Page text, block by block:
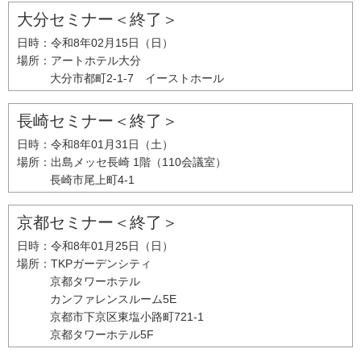
大分セミナー＜終了＞
日時： 令和8年02月15日（日）
場所： アートホテル大分
大分市都町2-1-7 イーストホール
長崎セミナー＜終了＞
日時： 令和8年01月31日（土）
場所： 出島メッセ長崎 1階（110会議室）
長崎市尾上町4-1
京都セミナー＜終了＞
日時： 令和8年01月25日（日）
場所： TKPガーデンシティ
京都タワーホテル
カンファレンスルーム5E
京都市下京区東塩小路町721-1
京都タワーホテル5F